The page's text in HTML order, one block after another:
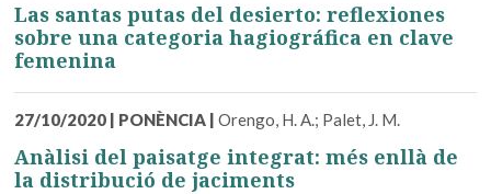
Las santas putas del desierto: reflexiones
sobre una categoria hagiográfica en clave
femenina
27/10/2020 | PONÈNCIA | Orengo, H. A.; Palet, J. M.
Anàlisi del paisatge integrat: més enllà de
la distribució de jaciments